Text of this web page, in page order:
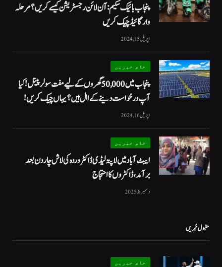
پنجاب بائیک سکیم: آن لائن رجسٹریشن کیسے کریں؟ مرحلہ
وار گائیڈ چیک کریں
اپریل 15, 2024
خاص خبریں
پنجاب میں 50,000 گھروں کے لیے مفت سولر پینل! کیا
آپ درخواست دینے کے اہل ہیں؟ یہاں چیک کریں!
اپریل 16, 2024
خاص خبریں
ایبٹ آباد میں لاپتہ لیڈی ڈاکٹر وردہ کی لاش چار دن بعد
برآمد، ڈاکٹروں کا احتجاج
دسمبر 8, 2025
مقبول خبریں
خاص خبریں